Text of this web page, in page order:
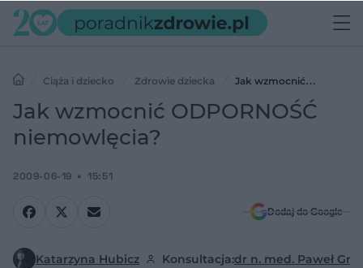
Ciąża i dziecko Zdrowie dziecka
Jak wzmocnić
ODPORNOŚĆ niemowlęcia?
Jak wzmocnić ODPORNOŚĆ
niemowlęcia?
2009-06-19 15:51
Dodaj do Google
Katarzyna Hubicz Konsultacja:dr n. med. Paweł